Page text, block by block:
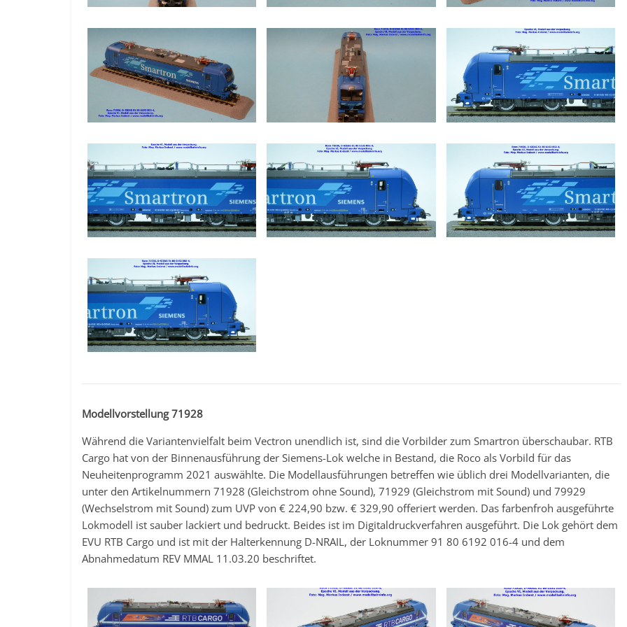
Modellvorstellung 71928
Während die Variantenvielfalt beim Vectron unendlich ist, sind die Vorbilder zum Smartron überschaubar. RTB
Cargo hat von der Binnenausführung der Siemens-Lok welche in Bestand, die Roco als Vorbild für das
Neuheitenprogramm 2021 auswählte. Die Modellausführungen betreffen wie üblich drei Modellvarianten, die
unter den Artikelnummern 71928 (Gleichstrom ohne Sound), 71929 (Gleichstrom mit Sound) und 79929
(Wechselstrom mit Sound) zum UVP von € 224,90 bzw. € 329,90 offeriert werden. Das farbenfroh ausgeführte
Lokmodell ist sauber lackiert und bedruckt. Beides ist im Digitaldruckverfahren ausgeführt. Die Lok gehört dem
EVU RTB Cargo und ist mit der Halterkennung D-NRAIL, der Loknummer 91 80 6192 016-4 und dem
Abnahmedatum REV MMAL 11.03.20 beschriftet.